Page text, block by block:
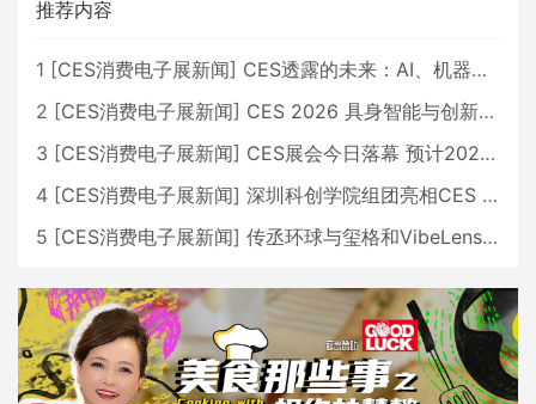
推荐内容
1 [CES消费电子展新闻] CES透露的未来：AI、机器人与智能生活大爆发
2 [CES消费电子展新闻] CES 2026 具身智能与创新领域 中国公司大放异彩
3 [CES消费电子展新闻] CES展会今日落幕 预计2026行业收入将超五千亿美元
4 [CES消费电子展新闻] 深圳科创学院组团亮相CES 广受好评
5 [CES消费电子展新闻] 传丞环球与玺格和VibeLens共同推出全新耳机